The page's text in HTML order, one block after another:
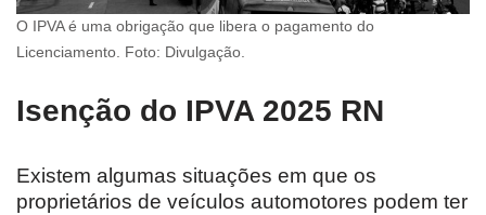
O IPVA é uma obrigação que libera o pagamento do
Licenciamento. Foto: Divulgação.
Isenção do IPVA 2025 RN
Existem algumas situações em que os
proprietários de veículos automotores podem ter